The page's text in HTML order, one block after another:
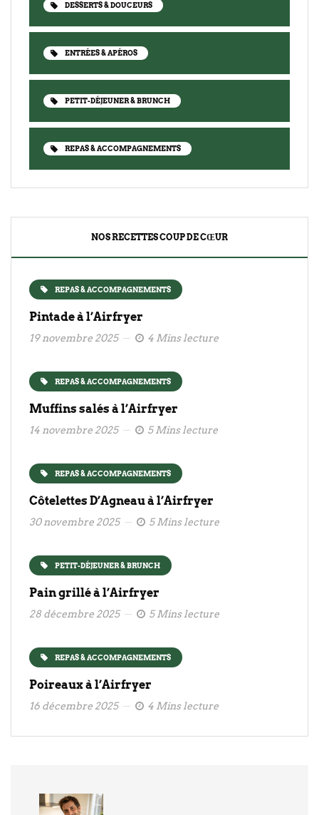
DESSERTS & DOUCEURS
ENTRÉES & APÉROS
PETIT-DÉJEUNER & BRUNCH
REPAS & ACCOMPAGNEMENTS
NOS RECETTES COUP DE CŒUR
REPAS & ACCOMPAGNEMENTS
Pintade à l’Airfryer
19 novembre 2025 4 Mins lecture
REPAS & ACCOMPAGNEMENTS
Muffins salés à l’Airfryer
14 novembre 2025 5 Mins lecture
REPAS & ACCOMPAGNEMENTS
Côtelettes D’Agneau à l’Airfryer
30 novembre 2025 5 Mins lecture
PETIT-DÉJEUNER & BRUNCH
Pain grillé à l’Airfryer
28 décembre 2025 5 Mins lecture
REPAS & ACCOMPAGNEMENTS
Poireaux à l’Airfryer
16 décembre 2025 4 Mins lecture